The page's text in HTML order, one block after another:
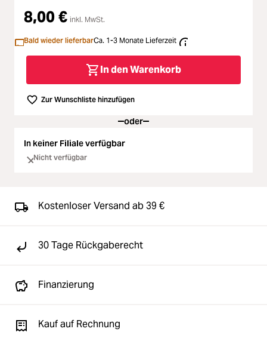
Loading...Ferngläser
Loading... Second Hand
Loading...SALE
Loading...
8,00 € inkl. MwSt.
Bald wieder lieferbarCa. 1-3 Monate Lieferzeit
In den Warenkorb
Zur Wunschliste hinzufügen
oder
In keiner Filiale verfügbar
Nicht verfügbar
Kostenloser Versand ab 39 €
30 Tage Rückgaberecht
Finanzierung
Kauf auf Rechnung